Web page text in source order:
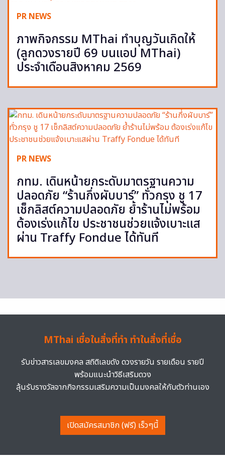
PR NEWS
ภาพกิจกรรม MThai ทำบุญวันเกิดให้
(ลูกดวงรายปี 69 บนแอป MThai)
ประจำเดือนสิงหาคม 2569
PR NEWS
กทม. เดินหน้ายกระดับมาตรฐานความ
ปลอดภัย “ร้านกึ่งผับบาร์” ทั่วกรุง ชู 17
เช็กลิสต์ความปลอดภัย ย้ำร้านไม่พร้อม
ต้องเร่งแก้ไข ประชาชนช่วยแจ้งเบาะแส
ผ่าน Traffy Fondue ได้ทันที
MThai เชื่อในสิ่งที่ทำ ทำในสิ่งที่เชื่อ
รับข่าวสารเลขมงคล สถิติเลขดัง ดวงรายวัน รายเดือน รายปี
พร้อมแนะนำวิธีเสริมดวง
ลุ้นรับรางวัลจากกิจกรรมเสริมความเป็นมงคลให้กับตัวท่านเอง
เปิดสมัครสมาชิก (ฟรี) เร็วๆนี้